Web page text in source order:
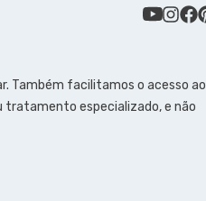
Também facilitamos o acesso ao
tratamento especializado, e não